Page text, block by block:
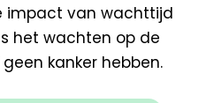
impact van wachttijd
het wachten op de
kanker hebben.